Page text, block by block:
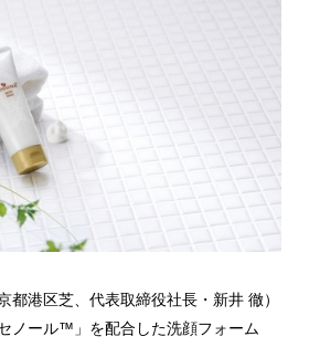
都港区芝、代表取締役社長・新井 徹）
ノール™」を配合した洗顔フォーム